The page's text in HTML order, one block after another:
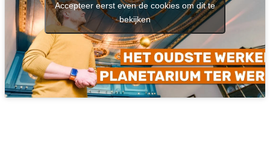
Accepteer eerst even de cookies om dit te
bekijken